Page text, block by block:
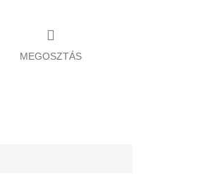
MEGOSZTÁS